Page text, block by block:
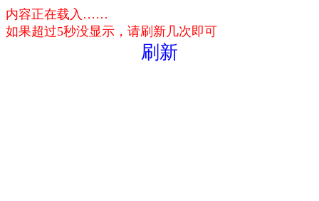
内容正在载入……
如果超过5秒没显示，请刷新几次即可
刷新